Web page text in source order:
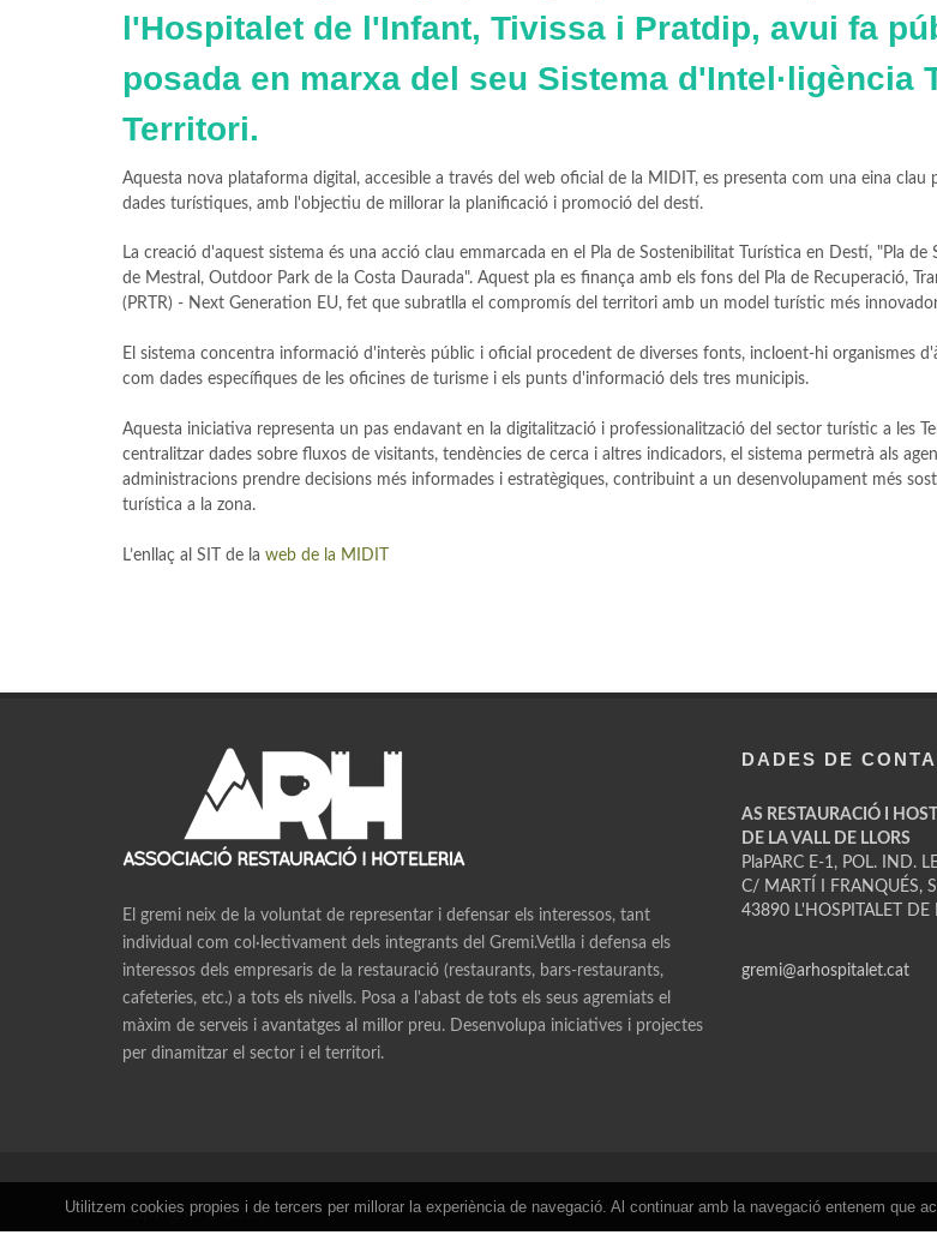
l'Hospitalet de l'Infant, Tivissa i Pratdip, avui fa
posada en marxa del seu Sistema d'Intel·ligència
Territori.
Aquesta nova plataforma digital, accesible a través del web oficial de la MIDIT, es presenta com una eina clau
dades turístiques, amb l'objectiu de millorar la planificació i promoció del destí.
La creació d'aquest sistema és una acció clau emmarcada en el Pla de Sostenibilitat Turística en Destí, "Pla de
de Mestral, Outdoor Park de la Costa Daurada". Aquest pla es finança amb els fons del Pla de Recuperació,
(PRTR) - Next Generation EU, fet que subratlla el compromís del territori amb un model turístic més
El sistema concentra informació d'interès públic i oficial procedent de diverses fonts, incloent-hi organismes
com dades específiques de les oficines de turisme i els punts d'informació dels tres municipis.
Aquesta iniciativa representa un pas endavant en la digitalització i professionalització del sector turístic a les
centralitzar dades sobre fluxos de visitants, tendències de cerca i altres indicadors, el sistema permetrà als
administracions prendre decisions més informades i estratègiques, contribuint a un desenvolupament més
turística a la zona.
L’enllaç al SIT de la web de la MIDIT
El gremi neix de la voluntat de representar i defensar els interessos, tant
individual com col·lectivament dels integrants del Gremi.Vetlla i defensa els
interessos dels empresaris de la restauració (restaurants, bars-restaurants,
cafeteries, etc.) a tots els nivells. Posa a l'abast de tots els seus agremiats el
màxim de serveis i avantatges al millor preu. Desenvolupa iniciatives i projectes
per dinamitzar el sector i el territori.
DADES DE
AS RESTAURACIÓ I
DE LA VALL DE LLORS
PlaPARC E-1, POL. IND.
C/ MARTÍ I FRANQUÉS,
43890 L'HOSPITALET DE
gremi@arhospitalet.cat
Copyrights © 2026
Utilitzem cookies propies i de tercers per millorar la experiència de navegació. Al continuar amb la navegació entenem que